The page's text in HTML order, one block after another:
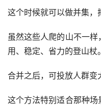
这个时候就可以做并集，
虽然这些人爬的山不一
用、稳定、省力的登山杖。
合并之后，可投放人群变
这个方法特别适合那种